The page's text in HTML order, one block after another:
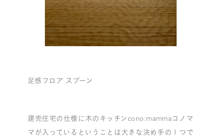
足感フロア スプーン
建売住宅の仕様に木のキッチンcono:mammaコノマ
マが入っているということは大きな決め手の１つで